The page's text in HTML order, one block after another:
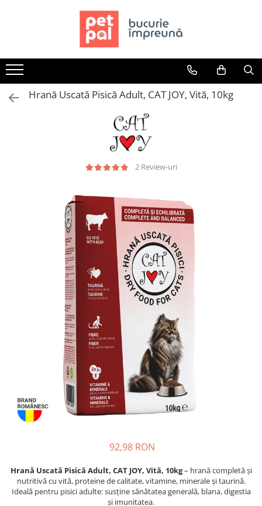
Câini
Hrană Uscată Câini
Câine Junior
Recompense Câini
Covorașe Igienice Câini
Șampoane Câini
Antiparazitare Câini
Culcușuri & Saltele Câini
Castroane și Adapatori
Hrană Uscată Pisică Adult, CAT JOY, Vită, 10kg
2 Review-uri
92,98 RON
Hrană Uscată Pisică Adult, CAT JOY, Vită, 10kg– hrană completă și
nutritivă cu vită, proteine de calitate, vitamine, minerale și taurină.
Ideală pentru pisici adulte: susține sănătatea generală, blana, digestia
și imunitatea.